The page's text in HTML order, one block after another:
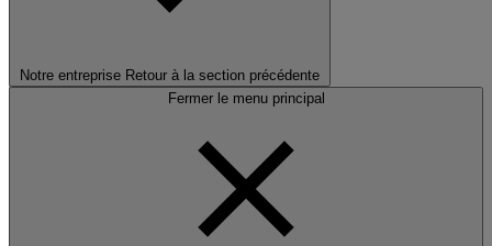
Notre entreprise Retour à la section précédente
Fermer le menu principal